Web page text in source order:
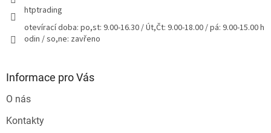
htptrading
otevírací doba: po,st: 9.00-16.30 / Út,Čt: 9.00-18.00 / pá: 9.00-15.00 h
odin / so,ne: zavřeno
Informace pro Vás
O nás
Kontakty